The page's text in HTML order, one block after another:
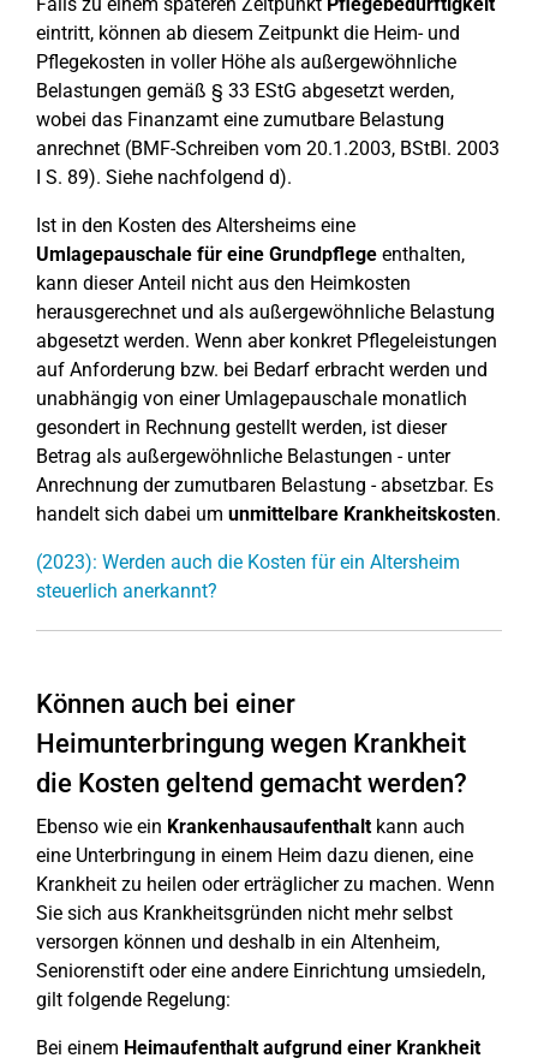
eintritt, können ab diesem Zeitpunkt die Heim- und
Pflegekosten in voller Höhe als außergewöhnliche
Belastungen gemäß § 33 EStG abgesetzt werden,
wobei das Finanzamt eine zumutbare Belastung
anrechnet (BMF-Schreiben vom 20.1.2003, BStBl. 2003
I S. 89). Siehe nachfolgend d).
Ist in den Kosten des Altersheims eine
Umlagepauschale für eine Grundpflege enthalten,
kann dieser Anteil nicht aus den Heimkosten
herausgerechnet und als außergewöhnliche Belastung
abgesetzt werden. Wenn aber konkret Pflegeleistungen
auf Anforderung bzw. bei Bedarf erbracht werden und
unabhängig von einer Umlagepauschale monatlich
gesondert in Rechnung gestellt werden, ist dieser
Betrag als außergewöhnliche Belastungen - unter
Anrechnung der zumutbaren Belastung - absetzbar. Es
handelt sich dabei um unmittelbare Krankheitskosten.
(2023): Werden auch die Kosten für ein Altersheim
steuerlich anerkannt?
Können auch bei einer
Heimunterbringung wegen Krankheit
die Kosten geltend gemacht werden?
Ebenso wie ein Krankenhausaufenthaltkann auch
eine Unterbringung in einem Heim dazu dienen, eine
Krankheit zu heilen oder erträglicher zu machen. Wenn
Sie sich aus Krankheitsgründen nicht mehr selbst
versorgen können und deshalb in ein Altenheim,
Seniorenstift oder eine andere Einrichtung umsiedeln,
gilt folgende Regelung:
Bei einem Heimaufenthalt aufgrund einer Krankheit